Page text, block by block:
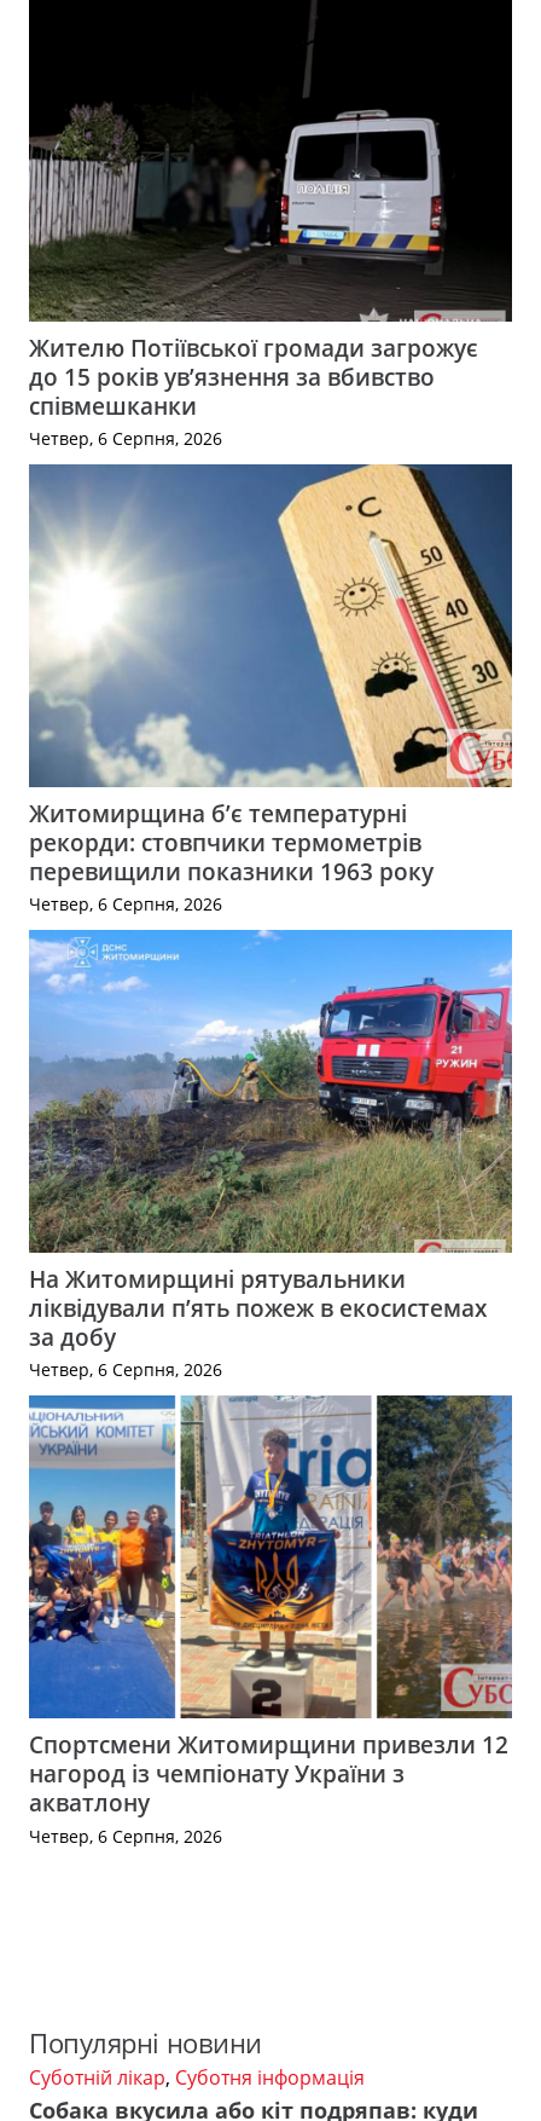
Жителю Потіївської громади загрожує
до 15 років ув’язнення за вбивство
співмешканки
Четвер, 6 Серпня, 2026
Житомирщина б’є температурні
рекорди: стовпчики термометрів
перевищили показники 1963 року
Четвер, 6 Серпня, 2026
На Житомирщині рятувальники
ліквідували п’ять пожеж в екосистемах
за добу
Четвер, 6 Серпня, 2026
Спортсмени Житомирщини привезли 12
нагород із чемпіонату України з
акватлону
Четвер, 6 Серпня, 2026
Популярні новини
Суботній лікар, Суботня інформація
Собака вкусила або кіт подряпав: куди